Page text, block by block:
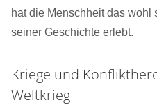
hat die Menschheit das wohl
seiner Geschichte erlebt.
Kriege und
Weltkrieg